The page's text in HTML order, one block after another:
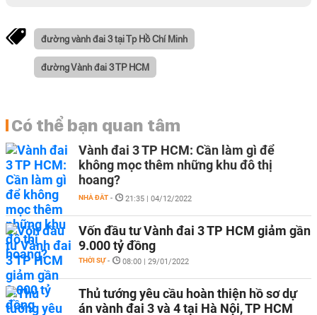
đường vành đai 3 tại Tp Hồ Chí Minh
đường Vành đai 3 TP HCM
Có thể bạn quan tâm
Vành đai 3 TP HCM: Cần làm gì để
không mọc thêm những khu đô thị
hoang?
NHÀ ĐẤT - 21:35 | 04/12/2022
Vốn đầu tư Vành đai 3 TP HCM giảm gần
9.000 tỷ đồng
THỜI SỰ - 08:00 | 29/01/2022
Thủ tướng yêu cầu hoàn thiện hồ sơ dự
án vành đai 3 và 4 tại Hà Nội, TP HCM